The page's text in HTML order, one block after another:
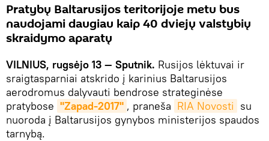
Pratybų Baltarusijos teritorijoje metu bus
naudojami daugiau kaip 40 dviejų valstybių
skraidymo aparatų
VILNIUS, rugsėjo 13 — Sputnik. Rusijos lėktuvai ir
sraigtasparniai atskrido į karinius Baltarusijos
aerodromus dalyvauti bendrose strateginėse
pratybose "Zapad-2017" , praneša RIA Novosti su
nuoroda į Baltarusijos gynybos ministerijos spaudos
tarnybą.